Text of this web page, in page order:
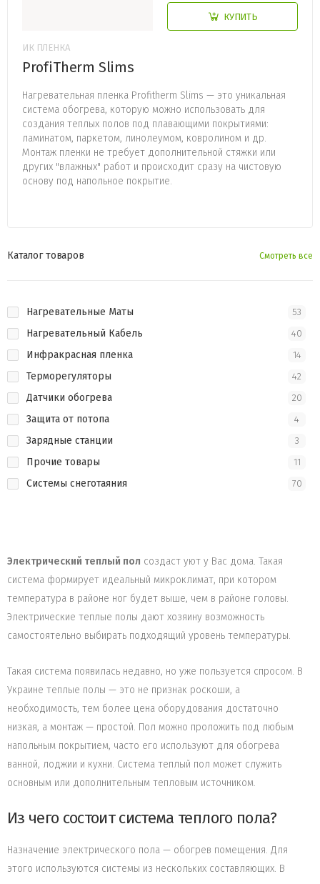
КУПИТЬ
ИК ПЛЕНКА
ProfiTherm Slims
Нагревательная пленка Profitherm Slims — это уникальная
система обогрева, которую можно использовать для
создания теплых полов под плавающими покрытиями:
ламинатом, паркетом, линолеумом, ковролином и др.
Монтаж пленки не требует дополнительной стяжки или
других "влажных" работ и происходит сразу на чистовую
основу под напольное покрытие.
Каталог товаров Смотреть все
Нагревательные Маты 53
Нагревательный Кабель 40
Инфракрасная пленка 14
Терморегуляторы 42
Датчики обогрева 20
Защита от потопа 4
Зарядные станции 3
Прочие товары 11
Системы снеготаяния 70
Электрический теплый пол создаст уют у Вас дома. Такая
система формирует идеальный микроклимат, при котором
температура в районе ног будет выше, чем в районе головы.
Электрические теплые полы дают хозяину возможность
самостоятельно выбирать подходящий уровень температуры.
Такая система появилась недавно, но уже пользуется спросом. В
Украине теплые полы — это не признак роскоши, а
необходимость, тем более цена оборудования достаточно
низкая, а монтаж — простой. Пол можно проложить под любым
напольным покрытием, часто его используют для обогрева
ванной, лоджии и кухни. Система теплый пол может служить
основным или дополнительным тепловым источником.
Из чего состоит система теплого пола?
Назначение электрического пола — обогрев помещения. Для
этого используются системы из нескольких составляющих. В